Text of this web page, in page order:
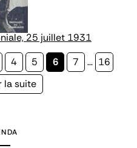
25 juillet 1931
Page
4 Page
5
Page
6 Page
7 … Page
16
la suite